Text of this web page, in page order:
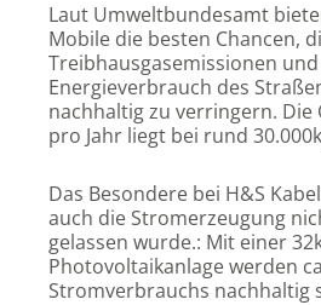
Laut Umweltbundesamt
Mobile die besten Chancen,
Treibhausgasemissionen
Energieverbrauch des
nachhaltig zu verringern. Die
pro Jahr liegt bei rund
Das Besondere bei H&S
auch die Stromerzeugung
gelassen wurde.: Mit einer
Photovoltaikanlage werden
Stromverbrauchs nachhaltig